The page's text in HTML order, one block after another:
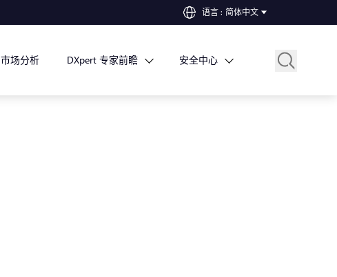
语言 : 简体中文
市场分析 DXpert 专家前瞻 安全中心